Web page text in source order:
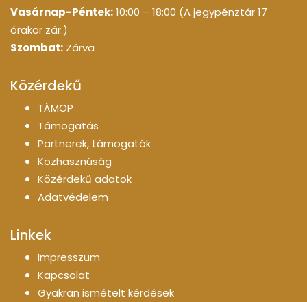
Vasárnap-Péntek:10:00 – 18:00 (A jegypénztár 17
órakor zár.)
Szombat: Zárva
Közérdekű
TÁMOP
Támogatás
Partnerek, támogatók
Közhasznúság
Közérdekű adatok
Adatvédelem
Linkek
Impresszum
Kapcsolat
Gyakran ismételt kérdések